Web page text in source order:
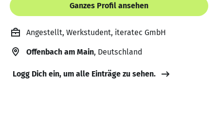
Ganzes Profil ansehen
Angestellt, Werkstudent, iteratec GmbH
Offenbach am Main, Deutschland
Logg Dich ein, um alle Einträge zu sehen.